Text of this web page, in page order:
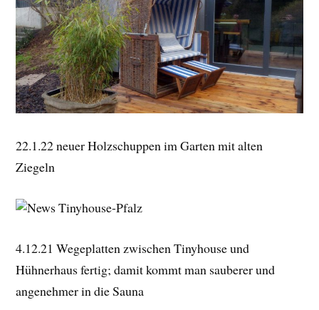
22.1.22 neuer Holzschuppen im Garten mit alten
Ziegeln
4.12.21 Wegeplatten zwischen Tinyhouse und
Hühnerhaus fertig; damit kommt man sauberer und
angenehmer in die Sauna